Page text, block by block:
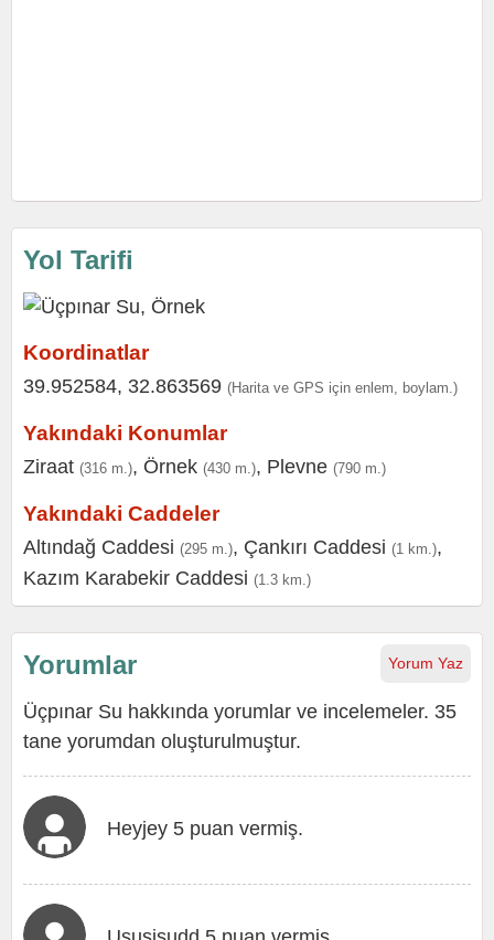
Yol Tarifi
Koordinatlar
39.952584, 32.863569 (Harita ve GPS için enlem, boylam.)
Yakındaki Konumlar
Ziraat (316 m.), Örnek (430 m.), Plevne (790 m.)
Yakındaki Caddeler
Altındağ Caddesi (295 m.), Çankırı Caddesi (1 km.),
Kazım Karabekir Caddesi (1.3 km.)
Yorum Yaz
Yorumlar
Üçpınar Su hakkında yorumlar ve incelemeler. 35
tane yorumdan oluşturulmuştur.
Heyjey 5 puan vermiş.